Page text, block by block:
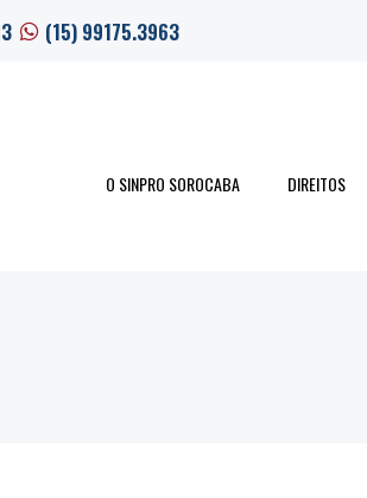
(15) 99175.3963
O SINPRO SOROCABA DIREITOS